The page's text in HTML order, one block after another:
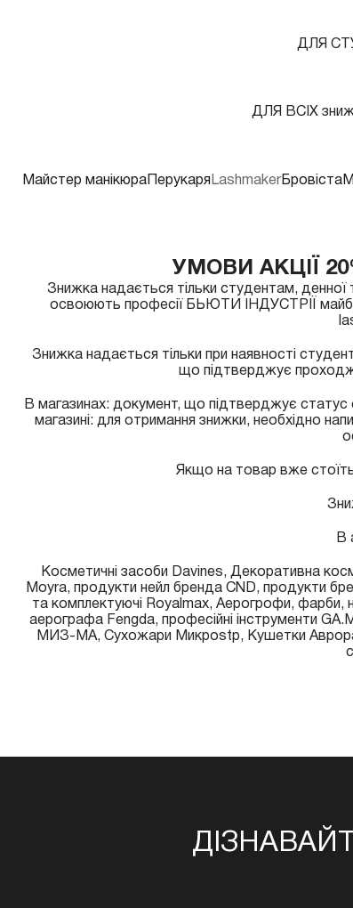
ДЛЯ
ДЛЯ ВСІХ
Майстер манікюра Перукаря Lashmaker Бровіста
УМОВИ АКЦІЇ
Знижка надається тільки студентам,
освоюють професії БЬЮТИ ІНДУСТРІЇ
Знижка надається тільки при наявності
що підтверджує
В магазинах: документ, що підтверджує
магазині: для отримання знижки, необхідно
Якщо на товар вже
В
Косметичні засоби Davines, Декоративна
Moyra, продукти нейл бренда CND, продукти
та комплектуючі Royalmax, Аерогрофи, фарби,
аерографа Fengda, професійні інструменти
МИЗ-МА, Сухожари Микроstp, Кушетки Аврора,